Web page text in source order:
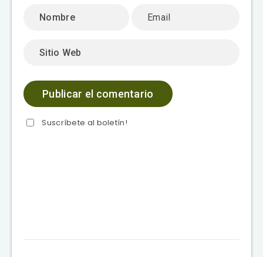
Suscríbete al boletín!